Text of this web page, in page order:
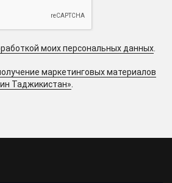
моих персональных данных.
маркетинговых материалов
Таджикистан».